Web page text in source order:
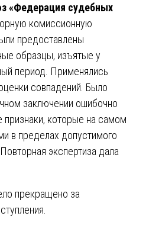
«Федерация судебных
комиссионную
предоставлены
образцы, изъятые у
период. Применялись
совпадений. Было
заключении ошибочно
которые на самом
в пределах допустимого
экспертиза дала
прекращено за